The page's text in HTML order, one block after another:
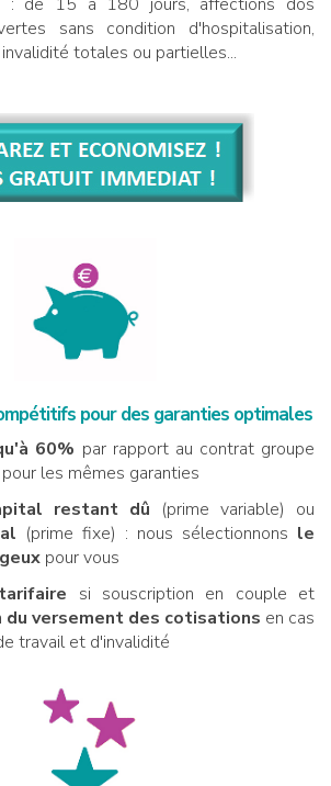
sans condition d'hospitalisation,
totales ou partielles...
pour des garanties optimales
60% par rapport au contrat groupe
les mêmes garanties
restant dû (prime variable) ou
(prime fixe) : nous sélectionnons le
pour vous
si souscription en couple et
du versement des cotisations en cas
travail et d'invalidité